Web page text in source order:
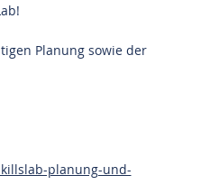
Planung sowie der
planung-und-